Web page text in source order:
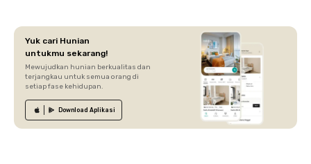
Yuk cari Hunian
untukmu sekarang!
Mewujudkan hunian berkualitas dan
terjangkau untuk semua orang di
setiap fase kehidupan.
Download Aplikasi